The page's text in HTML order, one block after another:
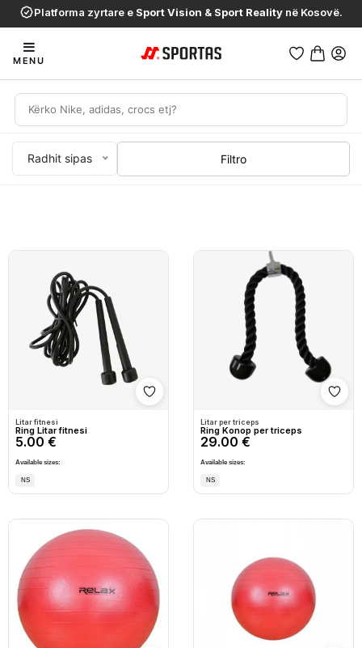
Platforma zyrtare e Sport Vision & Sport Reality në Kosovë.
MENU
Radhit sipas Filtro
Shto në wishlist
Litar fitnesi
Ring Litar fitnesi
5.00 €
Available sizes:
NS
Litar per triceps
Ring Konop per triceps
29.00 €
Available sizes:
NS